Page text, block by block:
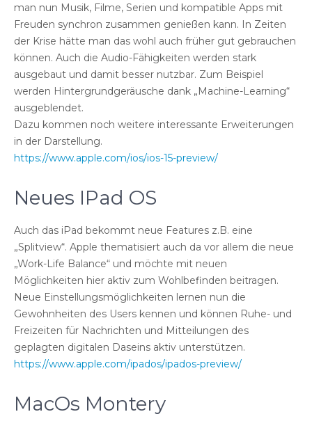
man nun Musik, Filme, Serien und kompatible Apps mit
Freuden synchron zusammen genießen kann. In Zeiten
der Krise hätte man das wohl auch früher gut gebrauchen
können. Auch die Audio-Fähigkeiten werden stark
ausgebaut und damit besser nutzbar. Zum Beispiel
werden Hintergrundgeräusche dank „Machine-Learning“
ausgeblendet.
Dazu kommen noch weitere interessante Erweiterungen
in der Darstellung.
https://www.apple.com/ios/ios-15-preview/
Neues IPad OS
Auch das iPad bekommt neue Features z.B. eine
„Splitview“. Apple thematisiert auch da vor allem die neue
„Work-Life Balance“ und möchte mit neuen
Möglichkeiten hier aktiv zum Wohlbefinden beitragen.
Neue Einstellungsmöglichkeiten lernen nun die
Gewohnheiten des Users kennen und können Ruhe- und
Freizeiten für Nachrichten und Mitteilungen des
geplagten digitalen Daseins aktiv unterstützen.
https://www.apple.com/ipados/ipados-preview/
MacOs Montery